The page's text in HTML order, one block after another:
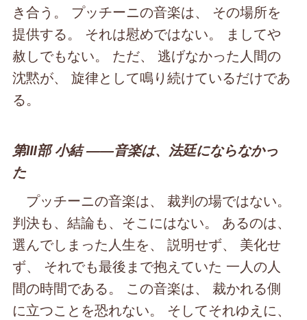
き合う。 プッチーニの音楽は、 その場所を
提供する。 それは慰めではない。 ましてや
赦しでもない。 ただ、 逃げなかった人間の
沈黙が、 旋律として鳴り続けているだけであ
る。
第Ⅲ部 小結 ――音楽は、法廷にならなかっ
た
プッチーニの音楽は、 裁判の場ではない。
判決も、結論も、そこにはない。 あるのは、
選んでしまった人生を、 説明せず、 美化せ
ず、 それでも最後まで抱えていた 一人の人
間の時間である。 この音楽は、 裁かれる側
に立つことを恐れない。 そしてそれゆえに、